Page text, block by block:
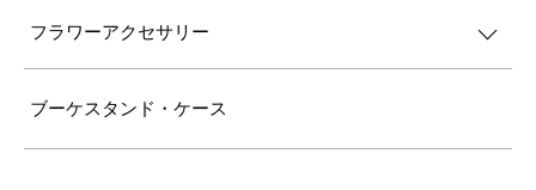
フラワーアクセサリー
ブーケスタンド・ケース